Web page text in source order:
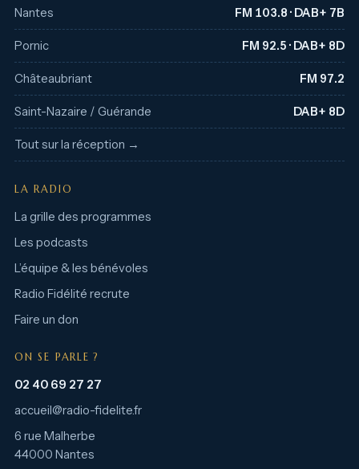
Nantes FM 103.8 · DAB+ 7B
Pornic FM 92.5 · DAB+ 8D
Châteaubriant FM 97.2
Saint-Nazaire / Guérande DAB+ 8D
Tout sur la réception →
LA RADIO
La grille des programmes
Les podcasts
L’équipe & les bénévoles
Radio Fidélité recrute
Faire un don
ON SE PARLE ?
02 40 69 27 27
accueil@radio-fidelite.fr
6 rue Malherbe
44000 Nantes